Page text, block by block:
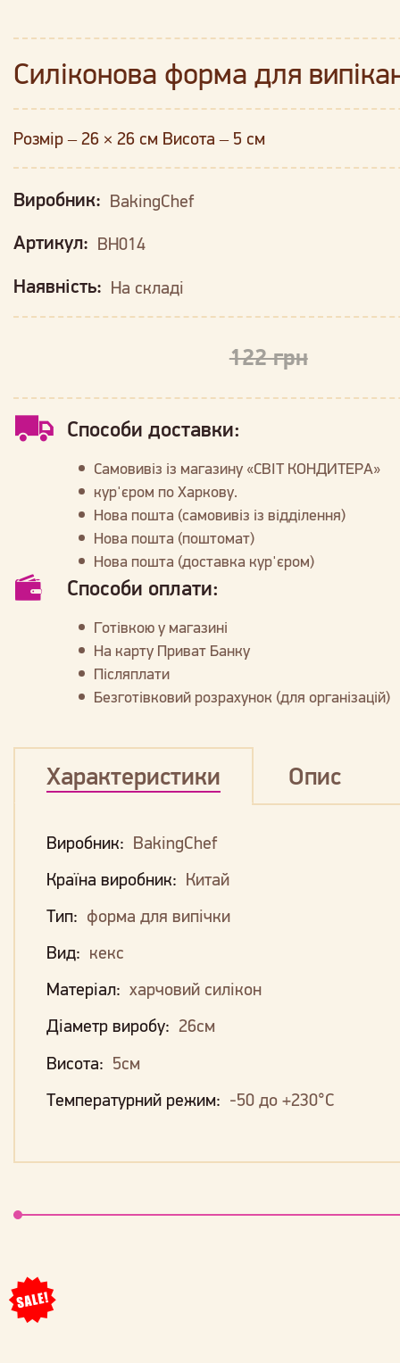
Силіконова форма для
Розмір – 26 × 26 см Висота – 5 см
Виробник: BakingChef
Артикул: BH014
Наявність: На складі
122 грн
Способи доставки:
Самовивіз із магазину «СВІТ КОНДИТЕРА»
кур'єром по Харкову.
Нова пошта (самовивіз із відділення)
Нова пошта (поштомат)
Нова пошта (доставка кур'єром)
Способи оплати:
Готівкою у магазині
На карту Приват Банку
Післяплати
Безготівковий розрахунок (для організацій)
Характеристики Опис
Виробник: BakingChef
Країна виробник: Китай
Тип: форма для випічки
Вид: кекс
Матеріал: харчовий силікон
Діаметр виробу: 26см
Висота: 5см
Температурний режим: -50 до +230°С